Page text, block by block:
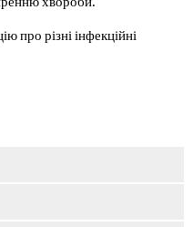
про різні інфекційні